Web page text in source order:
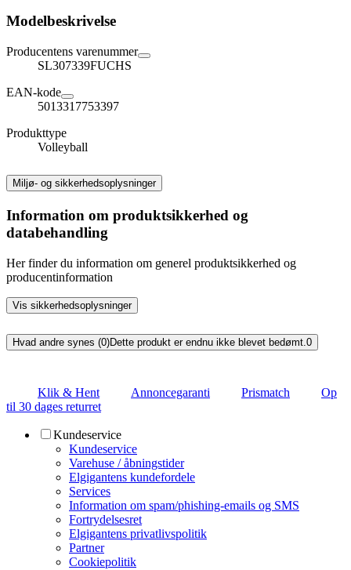
Modelbeskrivelse
Producentens varenummer
SL307339FUCHS
EAN-kode
5013317753397
Produkttype
Volleyball
Miljø- og sikkerhedsoplysninger
Information om produktsikkerhed og
databehandling
Her finder du information om generel produktsikkerhed og
producentinformation
Vis sikkerhedsoplysninger
Hvad andre synes (0)Dette produkt er endnu ikke blevet bedømt. 0
Klik & Hent Annoncegaranti Prismatch
Op
til 30 dages returret
Kundeservice
Kundeservice
Varehuse / åbningstider
Elgigantens kundefordele
Services
Information om spam/phishing-emails og SMS
Fortrydelsesret
Elgigantens privatlivspolitik
Partner
Cookiepolitik